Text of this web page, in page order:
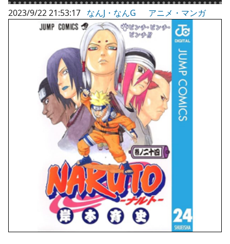
2023/9/22 21:53:17 なんJ・なんG アニメ・マンガ